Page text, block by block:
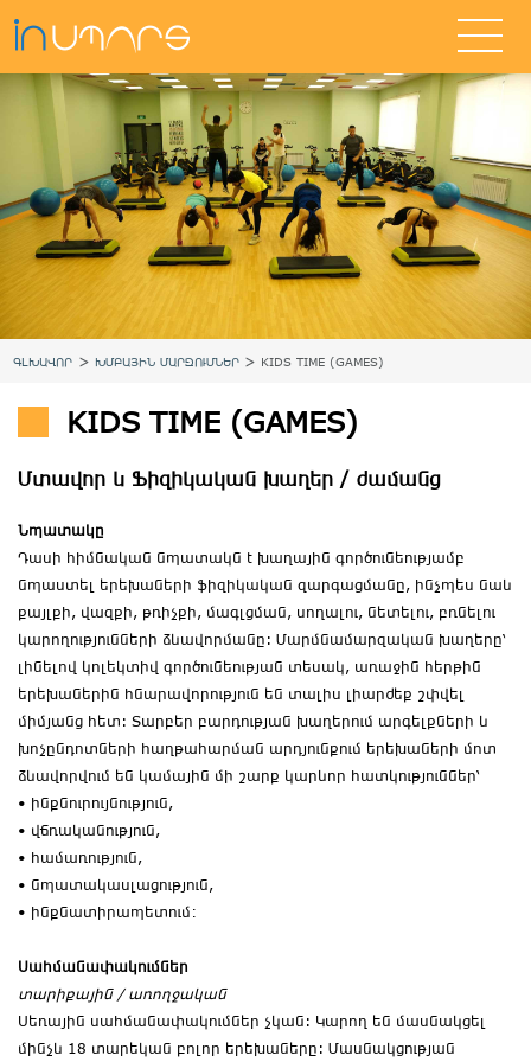
ԳԼԽԱՎՈՐ > ԽՄԲԱՅԻՆ ՄԱՐԶՈՒՄՆԵՐ > KIDS TIME (GAMES)
KIDS TIME (GAMES)
Մտավոր և Ֆիզիկական խաղեր / ժամանց
Նպատակը
Դասի հիմնական նպատակն է խաղային գործունեությամբ
նպաստել երեխաների ֆիզիկական զարգացմանը, ինչպես նաև
քայլքի, վազքի, թռիչքի, մագլցման, սողալու, նետելու, բռնելու
կարողությունների ձևավորմանը: Մարմնամարզական խաղերը՝
լինելով կոլեկտիվ գործունեության տեսակ, առաջին հերթին
երեխաներին հնարավորություն են տալիս լիարժեք շփվել
միմյանց հետ: Տարբեր բարդության խաղերում արգելքների և
խոչընդոտների հաղթահարման արդյունքում երեխաների մոտ
ձևավորվում են կամային մի շարք կարևոր հատկություններ՝
• ինքնուրույնություն,
• վճռականություն,
• համառություն,
• նպատակասլացություն,
• ինքնատիրապետում։
Սահմանափակումներ
տարիքային / առողջական
Սեռային սահմանափակումներ չկան: Կարող են մասնակցել
մինչև 18 տարեկան բոլոր երեխաները: Մասնակցության